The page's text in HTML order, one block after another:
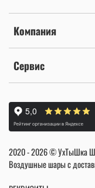
Компания
Сервис
2020 - 2026 © УхТыШка
Воздушные шары с